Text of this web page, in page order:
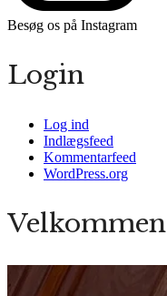
Besøg os på Instagram
Login
Log ind
Indlægsfeed
Kommentarfeed
WordPress.org
Velkommen